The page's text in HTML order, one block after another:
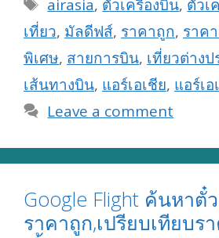
airasia, ตั๋วเครื่องบิน, ตั๋วเ
เที่ยว, มัลดีฟส์, ราคาถูก, ราค
พิเศษ, สายการบิน, เที่ยวต่างป
เส้นทางบิน, แอร์เอเชีย, แอร์เอ
Leave a comment
Google Flight ค้นหาตั๋
ราคาถูก,เปรียบเทียบร